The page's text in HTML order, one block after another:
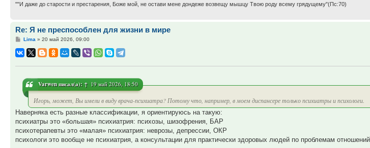
""И даже до старости и престарения, Боже мой, не остави мене дондеже возвещу мышцу Твою роду всему грядущему"(Пс:70)
Re: Я не преспособлен для жизни в мире
Сообщение
Lima» 20 май 2026, 09:00
Varwenписал(а): ↑ 19 май 2026, 18:50
Игорь, может, Вы имели в виду врача-психиатра? Потому что, например, в моем диспансере только психиатры и психологи.
Наверняка есть разные классификации, я ориентируюсь на такую:
психиатры это «большая» психиатрия: психозы, шизофрения, БАР
психотерапевты это «малая» психиатрия: неврозы, депрессии, ОКР
психологи это вообще не психиатрия, а консультации для практически здоровых людей по проблемам